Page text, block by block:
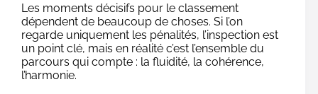
Les moments décisifs pour le classement
dépendent de beaucoup de choses. Si l’on
regarde uniquement les pénalités, l’inspection est
un point clé, mais en réalité c’est l’ensemble du
parcours qui compte : la fluidité, la cohérence,
l’harmonie.